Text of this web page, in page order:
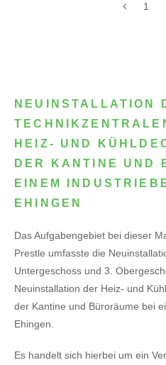
1
NEUINSTALLATION
HEIZ- UND
DER KANTINE UND
EINEM
EHINGEN
Das Aufgabengebiet bei dieser
Prestle umfasste die
Untergeschoss und 3.
Neuinstallation der Heiz- und
der Kantine und Büroräume bei
Ehingen.
Es handelt sich hierbei um ein